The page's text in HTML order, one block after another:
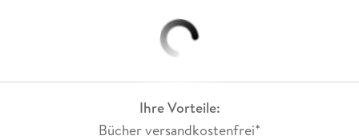
Ihre Vorteile:
Bücher versandkostenfrei*